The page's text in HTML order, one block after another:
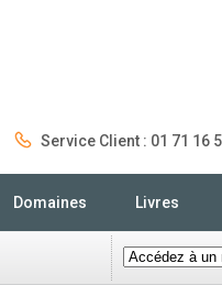
Service Client : 01 71 16
Domaines Livres